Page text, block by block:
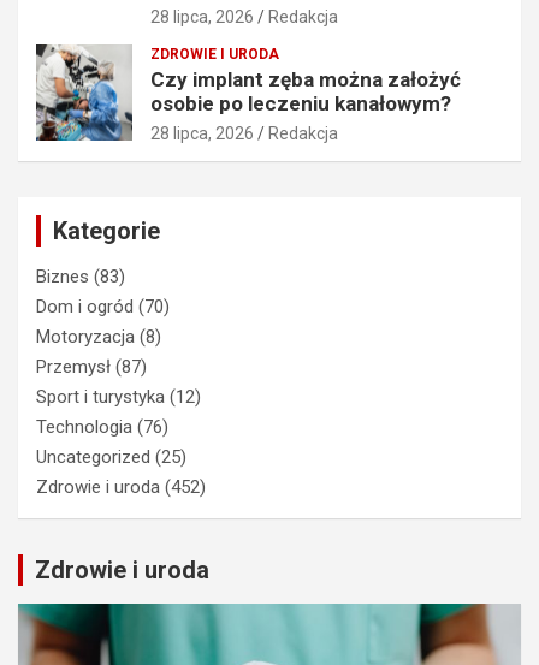
28 lipca, 2026 Redakcja
ZDROWIE I URODA
Czy implant zęba można założyć
osobie po leczeniu kanałowym?
28 lipca, 2026 Redakcja
Kategorie
Biznes (83)
Dom i ogród (70)
Motoryzacja (8)
Przemysł (87)
Sport i turystyka (12)
Technologia (76)
Uncategorized (25)
Zdrowie i uroda (452)
Zdrowie i uroda